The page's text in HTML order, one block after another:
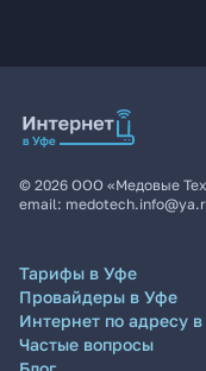
© 2026 ООО «Медовые
email:
Тарифы в Уфе
Провайдеры в Уфе
Интернет по адресу
Частые вопросы